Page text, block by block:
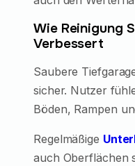
Wie Reinigung
Verbessert
Saubere
sicher. Nutzer
Böden, Rampen
Regelmäßige
auch Oberflächen